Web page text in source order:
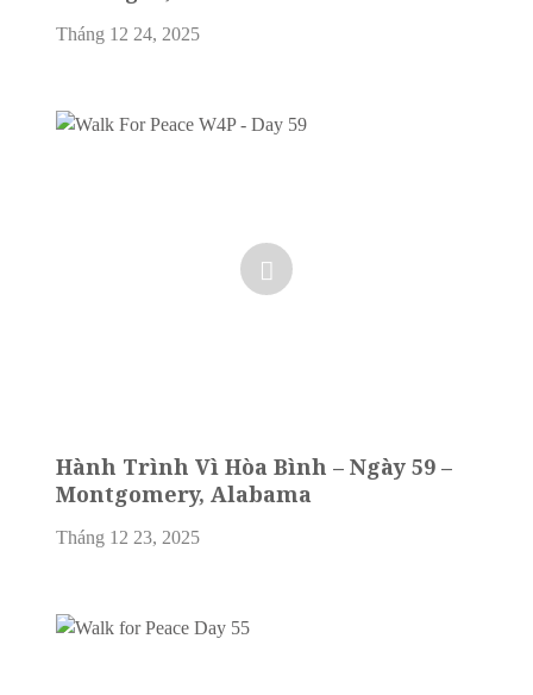
Tháng 12 24, 2025
Hành Trình Vì Hòa Bình – Ngày 59 –
Montgomery, Alabama
Tháng 12 23, 2025